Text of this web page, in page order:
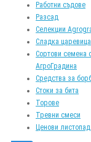
Работни съдове
Разсад
Селекции
Сладка царевица
Сортови семена
АгроГрадина
Средства за
Стоки за бита
Торове
Тревни смеси
Ценови листопад